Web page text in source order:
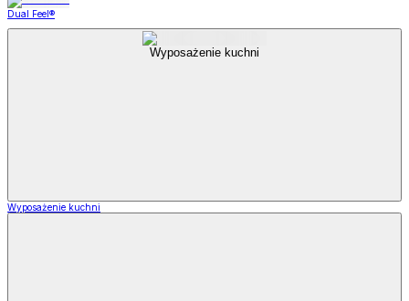
Dual Feel®
Wyposażenie kuchni
Wyposażenie kuchni